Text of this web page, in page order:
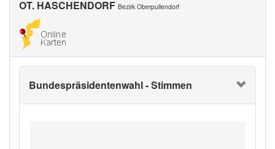
OT. HASCHENDORF Bezirk Oberpullendorf
Bundespräsidentenwahl - Stimmen